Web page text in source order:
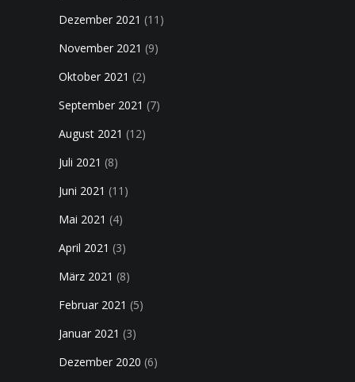
Dezember 2021 (11)
November 2021 (9)
Oktober 2021 (2)
September 2021 (7)
August 2021 (12)
Juli 2021 (8)
Juni 2021 (11)
Mai 2021 (4)
April 2021 (3)
März 2021 (8)
Februar 2021 (5)
Januar 2021 (3)
Dezember 2020 (6)